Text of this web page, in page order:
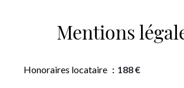
Mentions
Honoraires locataire 188 €